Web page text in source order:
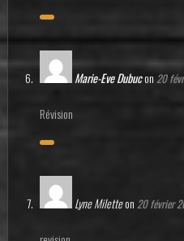
Marie-Eve Dubucon 20
Révision
Lyne Miletteon 20 février